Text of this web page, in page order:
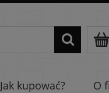
Jak kupować? O